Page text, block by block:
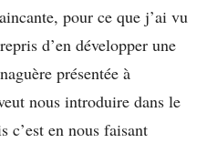
pour ce que j’ai vu
d’en développer une
présentée à
nous introduire dans le
c’est en nous faisant